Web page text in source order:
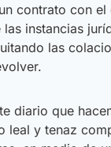
contrato con
instancias
las
diario que
y tenaz